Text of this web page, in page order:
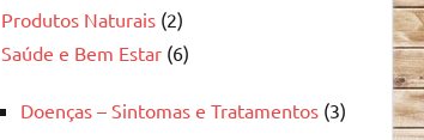
Produtos Naturais (2)
Saúde e Bem Estar (6)
Doenças – Sintomas e Tratamentos (3)